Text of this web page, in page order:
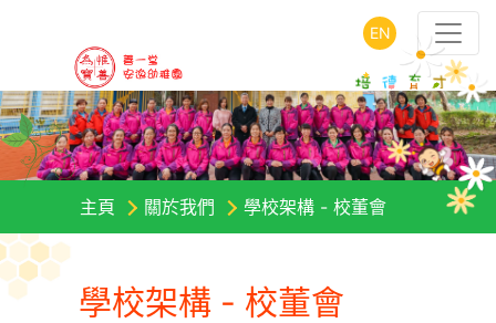
EN
主頁 關於我們 學校架構 - 校董會
學校架構 - 校董會